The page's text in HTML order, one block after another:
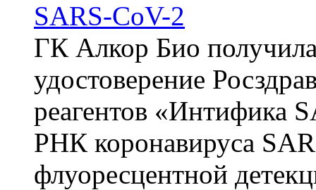
SARS-CoV-2
ГК Алкор Био
удостоверение
реагентов «Интифика
РНК коронавируса
флуоресцентной